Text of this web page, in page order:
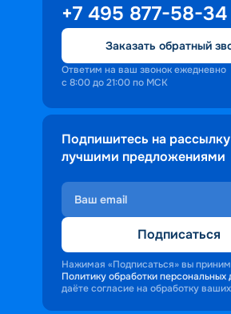
+7 495 877-58-34
Заказать обратный
Ответим на ваш звонок ежедневно
с 8:00 до 21:00 по МСК
Подпишитесь на
лучшими предложениями
Подписаться
Нажимая «Подписаться» вы
Политику обработки персональных
даёте согласие на обработку